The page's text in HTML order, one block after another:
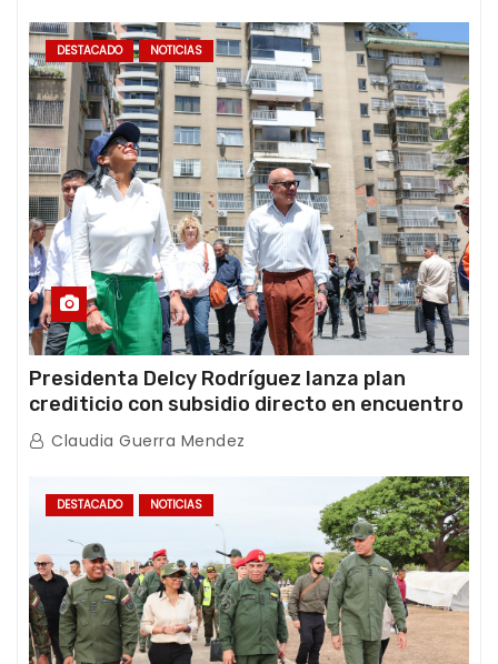
DESTACADO NOTICIAS
Presidenta Delcy Rodríguez lanza plan
crediticio con subsidio directo en encuentro
con Juntas de Condominio
Claudia Guerra Mendez
DESTACADO NOTICIAS